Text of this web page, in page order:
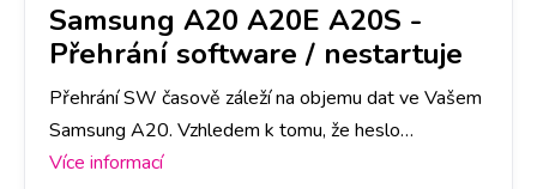
Samsung A20 A20E A20S -
Přehrání software / nestartuje
Přehrání SW časově záleží na objemu dat ve Vašem
Samsung A20. Vzhledem k tomu, že heslo
obrazovky slouží jako ochrana dat ve Vašem
Více informací